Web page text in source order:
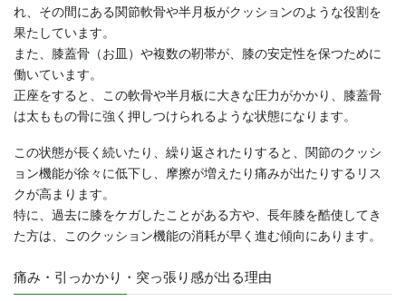
れ、その間にある関節軟骨や半月板がクッションのような役割を
果たしています。
また、膝蓋骨（お皿）や複数の靭帯が、膝の安定性を保つために
働いています。
正座をすると、この軟骨や半月板に大きな圧力がかかり、膝蓋骨
は太ももの骨に強く押しつけられるような状態になります。
この状態が長く続いたり、繰り返されたりすると、関節のクッシ
ョン機能が徐々に低下し、摩擦が増えたり痛みが出たりするリス
クが高まります。
特に、過去に膝をケガしたことがある方や、長年膝を酷使してき
た方は、このクッション機能の消耗が早く進む傾向にあります。
痛み・引っかかり・突っ張り感が出る理由